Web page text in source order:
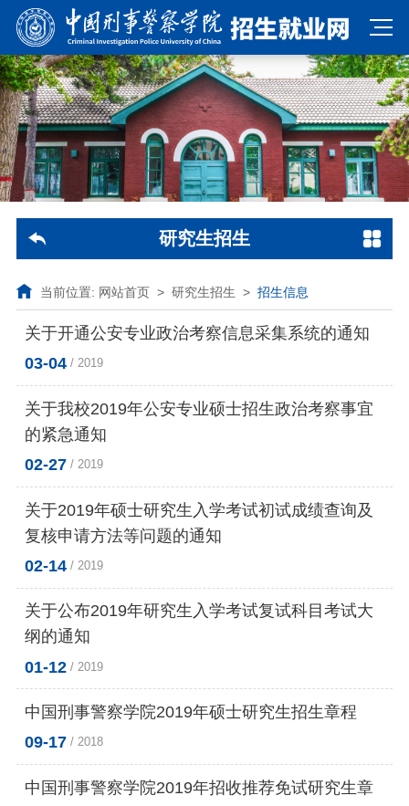
研究生招生
当前位置: 网站首页> 研究生招生 > 招生信息
03-04/ 2019
关于开通公安专业政治考察信息采集系统的通知
02-27/ 2019
关于我校2019年公安专业硕士招生政治考察事宜
的紧急通知
02-14/ 2019
关于2019年硕士研究生入学考试初试成绩查询及
复核申请方法等问题的通知
01-12 / 2019
关于公布2019年研究生入学考试复试科目考试大
纲的通知
09-17/ 2018
中国刑事警察学院2019年硕士研究生招生章程
中国刑事警察学院2019年招收推荐免试研究生章